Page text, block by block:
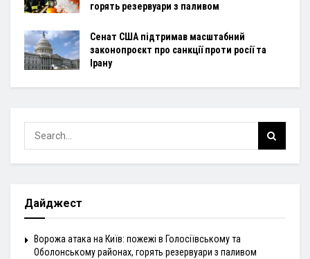
горять резервуари з паливом
Сенат США підтримав масштабний
законопроєкт про санкції проти росії та
Ірану
Дайджест
Ворожа атака на Київ: пожежі в Голосіївському та
Оболонському районах, горять резервуари з паливом